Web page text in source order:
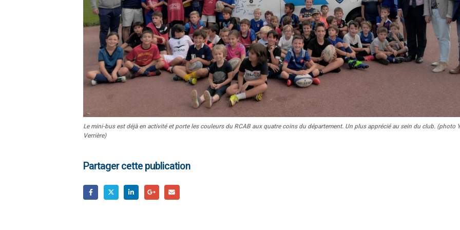
Le mini-bus est déjà en activité et porte les couleurs du RCAB aux quatre coins du département. Un plus apprécié au sein du club. (photo
Verrière)
Partager cette publication